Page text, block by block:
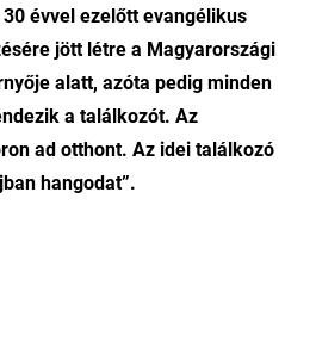
évvel ezelőtt evangélikus
jött létre a Magyarországi
alatt, azóta pedig minden
a találkozót. Az
ad otthont. Az idei találkozó
hangodat”.